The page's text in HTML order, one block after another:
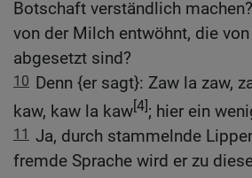
Botschaft verständlich
von der Milch entwöhnt, die
abgesetzt sind?
10 Denn {er sagt}: Zaw la zaw,
kaw, kaw la kaw[4]; hier ein
11 Ja, durch stammelnde
fremde Sprache wird er zu